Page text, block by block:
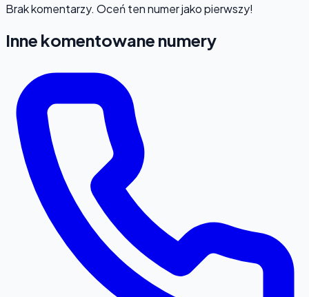
Brak komentarzy. Oceń ten numer jako pierwszy!
Inne komentowane numery